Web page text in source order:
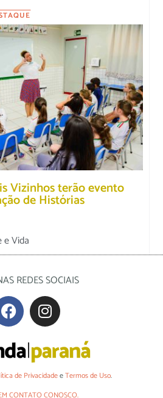
Vizinhos terão evento
de Histórias
e Vida
REDES SOCIAIS
de PrivacidadeeTermos de Uso.
CONTATO CONOSCO.